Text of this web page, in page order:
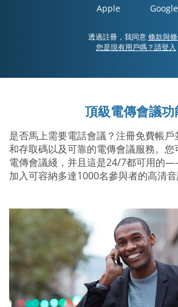
Apple Google
透過註冊，我同意條款與
您是現有用戶嗎？請登入
頂級電傳會議功
是否馬上需要電話會議？注冊免費帳
和存取碼以及可靠的電傳會議服務。
電傳會議綫，并且這是24/7都可用的
加入可容納多達1000名參與者的高清音